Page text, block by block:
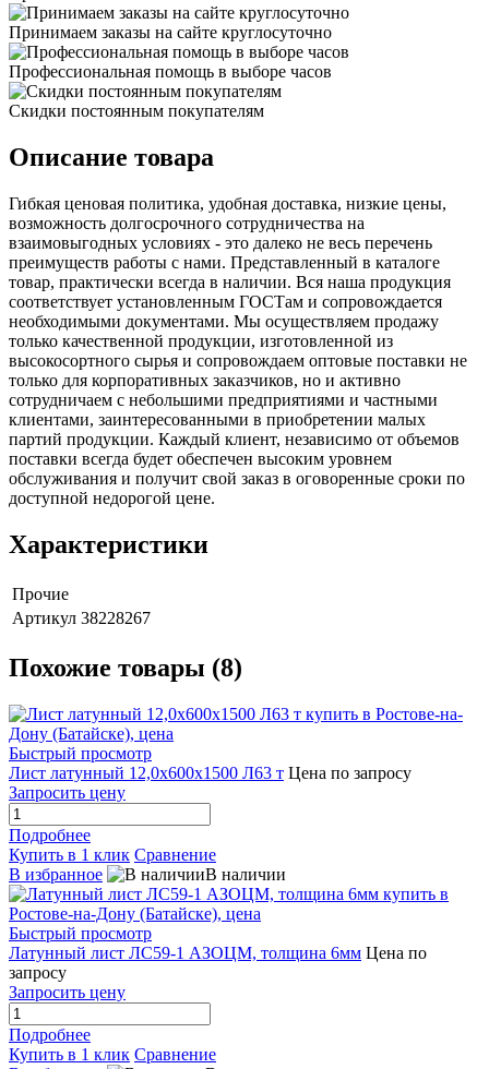
Принимаем заказы на сайте круглосуточно
Профессиональная помощь в выборе часов
Скидки постоянным покупателям
Описание товара
Гибкая ценовая политика, удобная доставка, низкие цены,
возможность долгосрочного сотрудничества на
взаимовыгодных условиях - это далеко не весь перечень
преимуществ работы с нами. Представленный в каталоге
товар, практически всегда в наличии. Вся наша продукция
соответствует установленным ГОСТам и сопровождается
необходимыми документами. Мы осуществляем продажу
только качественной продукции, изготовленной из
высокосортного сырья и сопровождаем оптовые поставки не
только для корпоративных заказчиков, но и активно
сотрудничаем с небольшими предприятиями и частными
клиентами, заинтересованными в приобретении малых
партий продукции. Каждый клиент, независимо от объемов
поставки всегда будет обеспечен высоким уровнем
обслуживания и получит свой заказ в оговоренные сроки по
доступной недорогой цене.
Характеристики
Прочие
Артикул 38228267
Похожие товары (8)
Быстрый просмотр
Лист латунный 12,0х600х1500 Л63 т Цена по запросу
Запросить цену
Подробнее
Купить в 1 клик Сравнение
В избранное
В наличии
Быстрый просмотр
Латунный лист ЛС59-1 АЗОЦМ, толщина 6мм Цена по
запросу
Запросить цену
Подробнее
Купить в 1 клик Сравнение